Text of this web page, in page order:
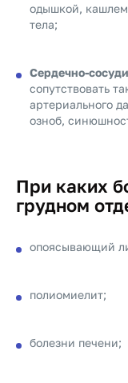
одышкой,
тела;
Сердечно-
сопутствовать
артериального
озноб,
При каких
грудном
опоясывающий
полиомиелит;
болезни печени;